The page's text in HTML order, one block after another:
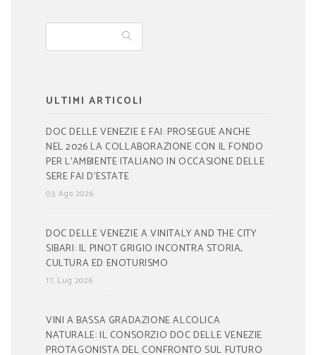
ULTIMI ARTICOLI
DOC DELLE VENEZIE E FAI: PROSEGUE ANCHE
NEL 2026 LA COLLABORAZIONE CON IL FONDO
PER L’AMBIENTE ITALIANO IN OCCASIONE DELLE
SERE FAI D’ESTATE
03, Ago 2026
DOC DELLE VENEZIE A VINITALY AND THE CITY
SIBARI: IL PINOT GRIGIO INCONTRA STORIA,
CULTURA ED ENOTURISMO
17, Lug 2026
VINI A BASSA GRADAZIONE ALCOLICA
NATURALE: IL CONSORZIO DOC DELLE VENEZIE
PROTAGONISTA DEL CONFRONTO SUL FUTURO